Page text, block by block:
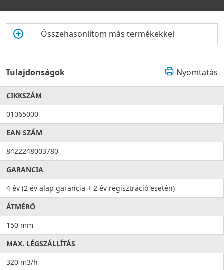
Összehasonlítom más termékekkel
Tulajdonságok Nyomtatás
CIKKSZÁM
01065000
EAN SZÁM
8422248003780
GARANCIA
4 év (2 év alap garancia + 2 év regisztráció esetén)
ÁTMÉRŐ
150 mm
MAX. LÉGSZÁLLÍTÁS
320 m3/h